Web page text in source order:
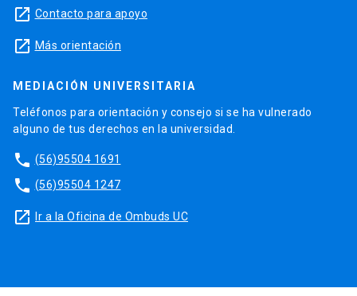
launch Contacto para apoyo
launch Más orientación
MEDIACIÓN UNIVERSITARIA
Teléfonos para orientación y consejo si se ha vulnerado
alguno de tus derechos en la universidad.
phone (56)95504 1691
phone (56)95504 1247
launch Ir a la Oficina de Ombuds UC